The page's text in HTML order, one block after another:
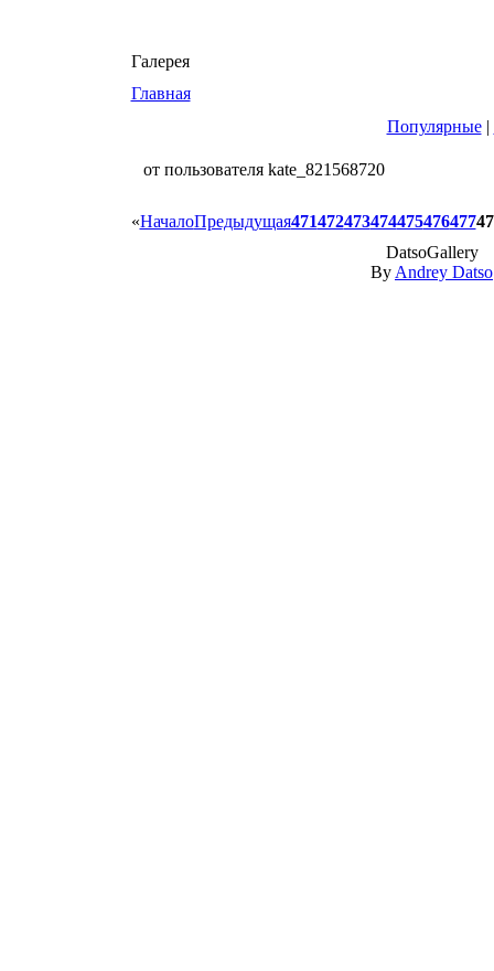
Галерея
Главная
Популярные|
от пользователя kate_821568720
«НачалоПредыдущая471472473474475476477
DatsoGallery
By Andrey Datso